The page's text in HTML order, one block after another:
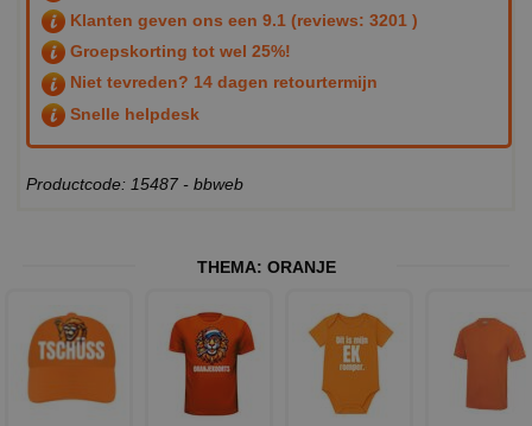
Klanten geven ons een 9.1 (reviews: 3201 )
Groepskorting tot wel 25%!
Niet tevreden? 14 dagen retourtermijn
Snelle helpdesk
Productcode: 15487 - bbweb
THEMA: ORANJE